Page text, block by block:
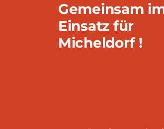
Gemeinsam
Einsatz für
Micheldorf !